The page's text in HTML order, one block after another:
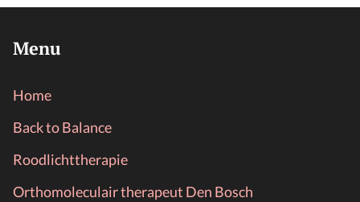
Menu
Home
Back to Balance
Roodlichttherapie
Orthomoleculair therapeut Den Bosch